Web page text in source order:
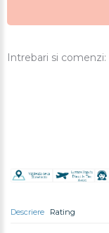
Intrebari si comenzi:
Descriere Rating